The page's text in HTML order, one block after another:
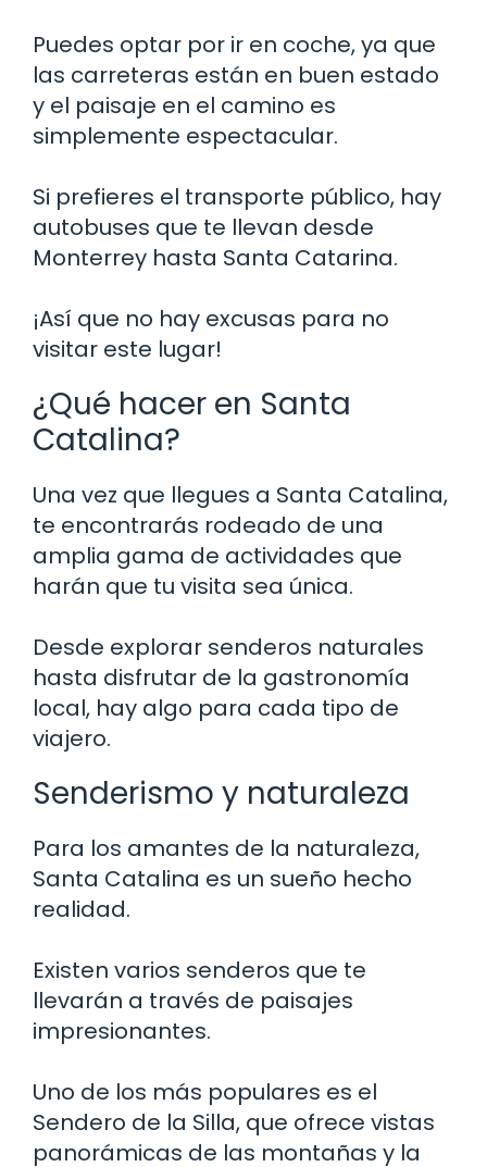
Puedes optar por ir en coche, ya que
las carreteras están en buen estado
y el paisaje en el camino es
simplemente espectacular.
Si prefieres el transporte público, hay
autobuses que te llevan desde
Monterrey hasta Santa Catarina.
¡Así que no hay excusas para no
visitar este lugar!
¿Qué hacer en Santa
Catalina?
Una vez que llegues a Santa Catalina,
te encontrarás rodeado de una
amplia gama de actividades que
harán que tu visita sea única.
Desde explorar senderos naturales
hasta disfrutar de la gastronomía
local, hay algo para cada tipo de
viajero.
Senderismo y naturaleza
Para los amantes de la naturaleza,
Santa Catalina es un sueño hecho
realidad.
Existen varios senderos que te
llevarán a través de paisajes
impresionantes.
Uno de los más populares es el
Sendero de la Silla, que ofrece vistas
panorámicas de las montañas y la